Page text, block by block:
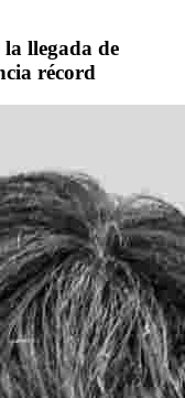
llegada de
récord